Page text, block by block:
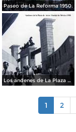
Paseo de La Reforma 1950.
Los andenes de La Plaza de toros Ciudad de México 1950
1 2